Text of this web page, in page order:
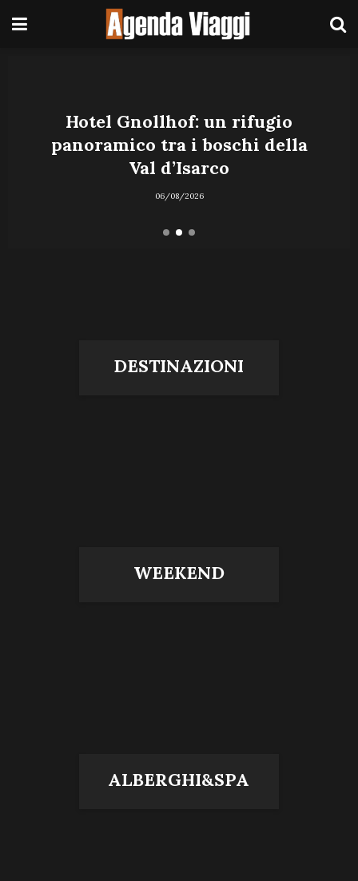
Hotel Gnollhof: un rifugio
panoramico tra i boschi della
Val d’Isarco
06/08/2026
DESTINAZIONI
WEEKEND
ALBERGHI&SPA